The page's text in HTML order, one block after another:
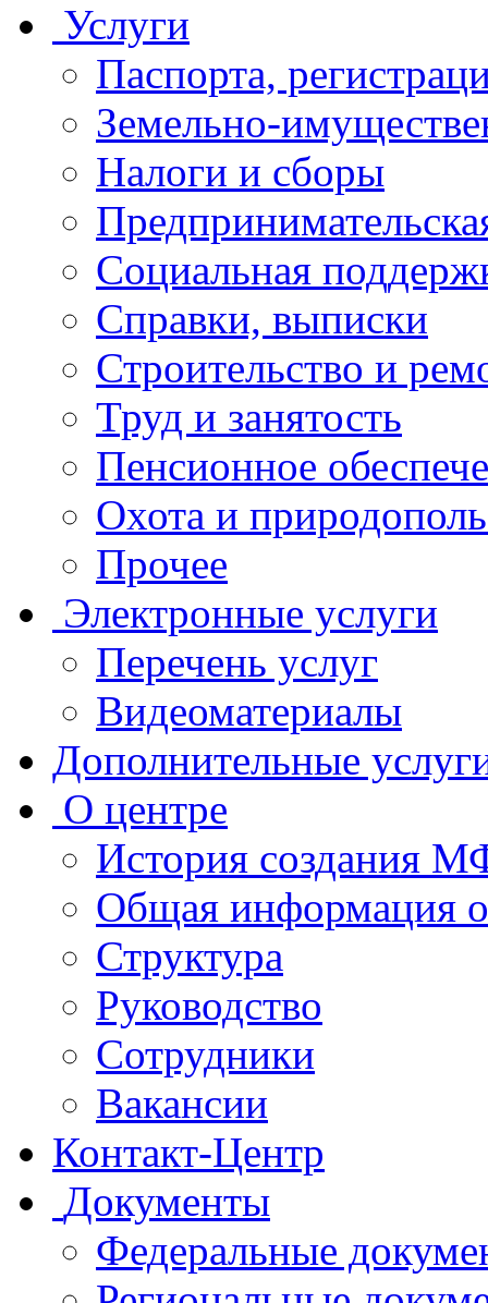
Услуги
Паспорта,
Земельно-
Налоги и сборы
Социальная
Справки, выписки
Строительство и
Труд и занятость
Пенсионное
Охота и
Прочее
Электронные услуги
Перечень услуг
Видеоматериалы
Дополнительные
О центре
История создания
Общая
Структура
Руководство
Сотрудники
Вакансии
Контакт-Центр
Документы
Федеральные